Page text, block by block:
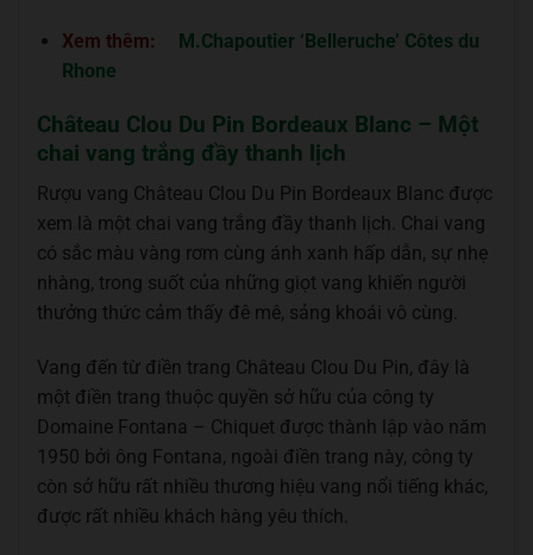
Xem thêm:
M.Chapoutier ‘Belleruche’ Côtes du
Rhone
Château Clou Du Pin Bordeaux Blanc – Một
chai vang trắng đầy thanh lịch
Rượu vang Château Clou Du Pin Bordeaux Blanc được
xem là một chai vang trắng đầy thanh lịch. Chai vang
có sắc màu vàng rơm cùng ánh xanh hấp dẫn, sự nhẹ
nhàng, trong suốt của những giọt vang khiến người
thưởng thức cảm thấy đê mê, sảng khoái vô cùng.
Vang đến từ điền trang Château Clou Du Pin, đây là
một điền trang thuộc quyền sở hữu của công ty
Domaine Fontana – Chiquet được thành lập vào năm
1950 bởi ông Fontana, ngoài điền trang này, công ty
còn sở hữu rất nhiều thương hiệu vang nổi tiếng khác,
được rất nhiều khách hàng yêu thích.